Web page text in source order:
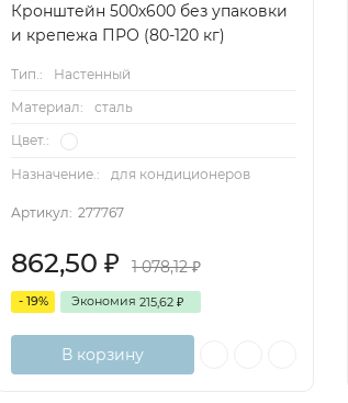
Кронштейн 500х600 без упаковки
и крепежа ПРО (80-120 кг)
Тип.:
Настенный
Материал:
сталь
Цвет.:
Назначение.: для кондиционеров
Артикул: 277767
862,50₽ 1 078,12₽
- 19% Экономия215,62₽
В корзину